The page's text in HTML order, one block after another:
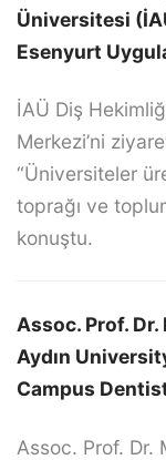
Üniversitesi
Esenyurt
İAÜ Diş
Merkezi’ni
“Üniversiteler
toprağı ve
konuştu.
Assoc. Prof.
Aydın
Campus
Assoc. Prof. Dr.